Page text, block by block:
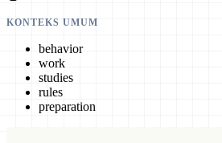
KONTEKS UMUM
behavior
work
studies
rules
preparation